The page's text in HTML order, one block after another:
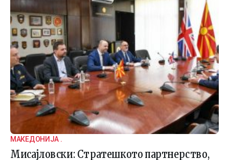
МАКЕДОНИЈА .
Мисајловски: Стратешкото партнерство,